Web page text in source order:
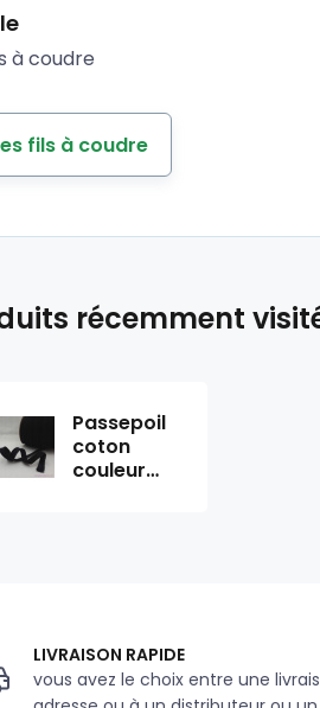
à coudre
fils à coudre
récemment
Passepoil
coton
couleur
LIVRAISON RAPIDE
vous avez le choix entre une